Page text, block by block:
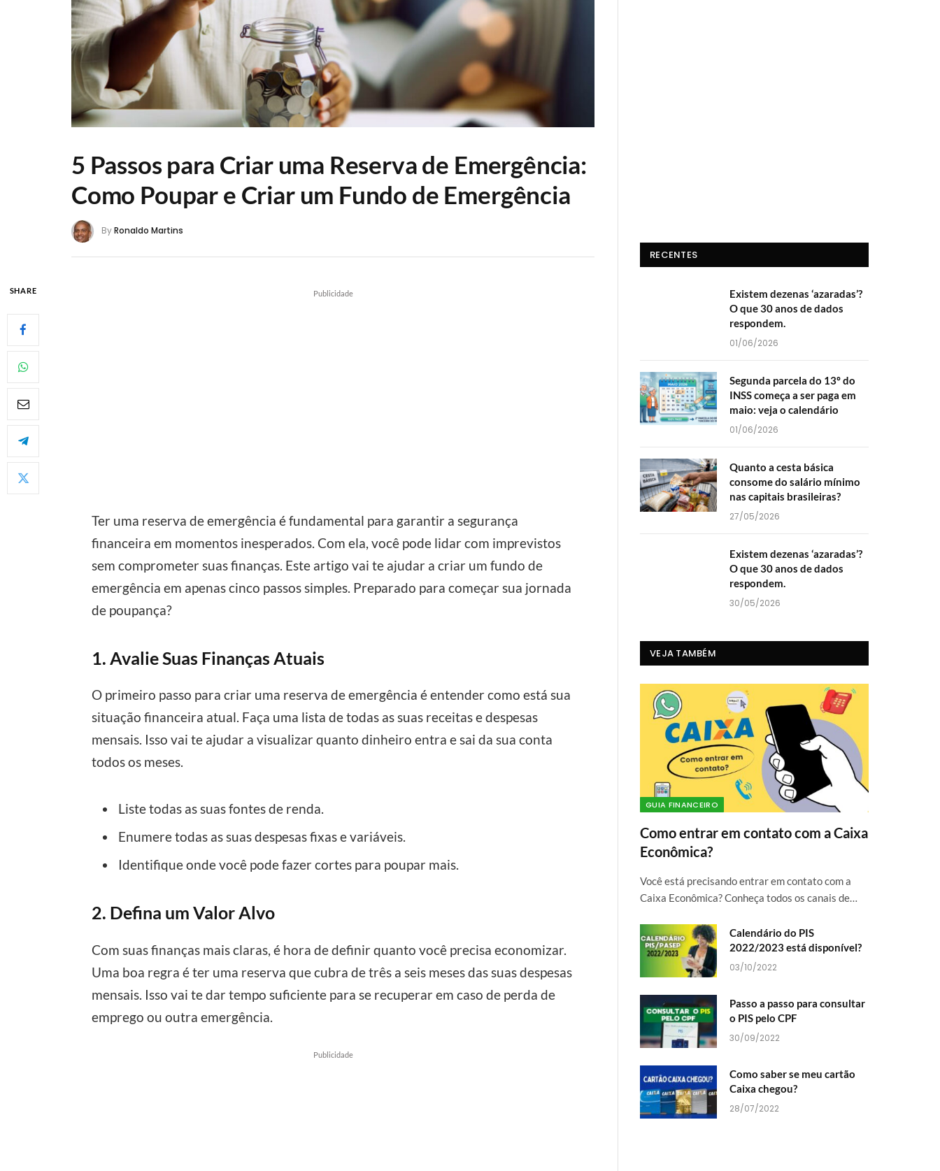
5 Passos para Criar uma Reserva de Emergência:
Como Poupar e Criar um Fundo de Emergência
ByRonaldo Martins
SHARE Publicidade
Ter uma reserva de emergência é fundamental para garantir a segurança
financeira em momentos inesperados. Com ela, você pode lidar com imprevistos
sem comprometer suas finanças. Este artigo vai te ajudar a criar um fundo de
emergência em apenas cinco passos simples. Preparado para começar sua jornada
de poupança?
1. Avalie Suas Finanças Atuais
O primeiro passo para criar uma reserva de emergência é entender como está sua
situação financeira atual. Faça uma lista de todas as suas receitas e despesas
mensais. Isso vai te ajudar a visualizar quanto dinheiro entra e sai da sua conta
todos os meses.
Liste todas as suas fontes de renda.
Enumere todas as suas despesas fixas e variáveis.
Identifique onde você pode fazer cortes para poupar mais.
2. Defina um Valor Alvo
Com suas finanças mais claras, é hora de definir quanto você precisa economizar.
Uma boa regra é ter uma reserva que cubra de três a seis meses das suas despesas
mensais. Isso vai te dar tempo suficiente para se recuperar em caso de perda de
emprego ou outra emergência.
Publicidade
RECENTES
Existem dezenas ‘azaradas’?
O que 30 anos de dados
respondem.
01/06/2026
Segunda parcela do 13º do
INSS começa a ser paga em
maio: veja o calendário
01/06/2026
Quanto a cesta básica
consome do salário mínimo
nas capitais brasileiras?
27/05/2026
Existem dezenas ‘azaradas’?
O que 30 anos de dados
respondem.
30/05/2026
VEJA TAMBÉM
GUIA FINANCEIRO
Como entrar em contato com a Caixa
Econômica?
Você está precisando entrar em contato com a
Caixa Econômica? Conheça todos os canais de…
Calendário do PIS
2022/2023 está disponível?
03/10/2022
Passo a passo para consultar
o PIS pelo CPF
30/09/2022
Como saber se meu cartão
Caixa chegou?
28/07/2022